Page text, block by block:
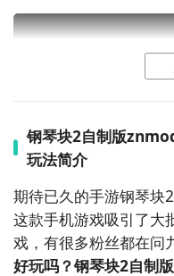
4. 《Deemo: Alice's
由雷亚游戏开发的沉浸
感人剧情著称。虽然基
绩同步、全球排行榜及
曲，适合追求情感体
5. 《Phigros》
这是一款国产高难度原
定轨道设计，极具挑战
戏支持联网上传分数、
并设有玩家社群排行榜
钢琴块2自制版
玩法简介
期待已久的手游钢琴块
这款手机游戏吸引了大
戏，有很多粉丝都在问
好玩吗？钢琴块2自制